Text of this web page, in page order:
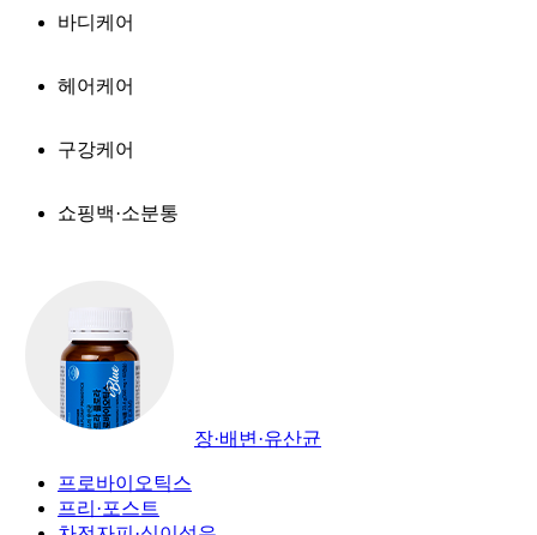
바디케어
헤어케어
구강케어
쇼핑백·소분통
장·배변·유산균
프로바이오틱스
프리·포스트